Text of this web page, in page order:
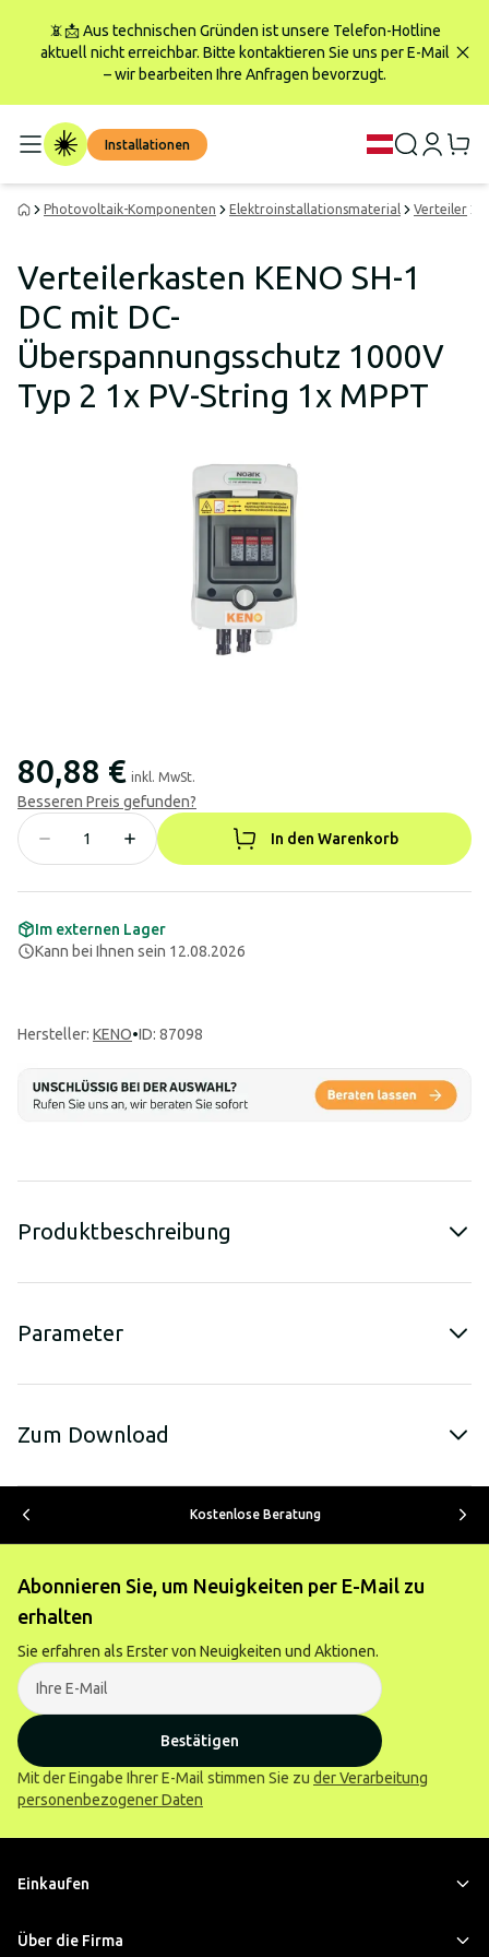
📵📩 Aus technischen Gründen ist unsere Telefon-Hotline
aktuell nicht erreichbar. Bitte kontaktieren Sie uns per E-Mail
– wir bearbeiten Ihre Anfragen bevorzugt.
Installationen
Photovoltaik-Komponenten Elektroinstallationsmaterial Verteiler
Verteilerkasten KENO SH-1
DC mit DC-
Überspannungsschutz 1000V
Typ 2 1x PV-String 1x MPPT
80,88 € inkl. MwSt.
Besseren Preis gefunden?
In den Warenkorb
Im externen Lager
Kann bei Ihnen sein 12.08.2026
Hersteller: KENO•ID: 87098
Produktbeschreibung
Parameter
Zum Download
Kostenlose Beratung
Abonnieren Sie, um Neuigkeiten per E-Mail zu
erhalten
Sie erfahren als Erster von Neuigkeiten und Aktionen.
Bestätigen
Mit der Eingabe Ihrer E-Mail stimmen Sie zu der Verarbeitung
personenbezogener Daten
Einkaufen
Über die Firma